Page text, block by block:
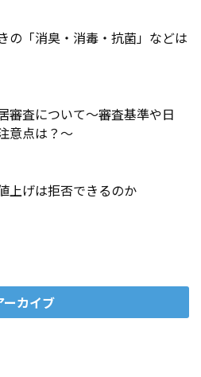
の「消臭・消毒・抗菌」などは
審査について～審査基準や日
意点は？～
上げは拒否できるのか
ーカイブ